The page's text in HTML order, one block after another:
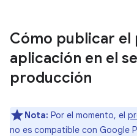
Cómo publicar el
aplicación en el
producción
Nota: Por el momento, el
no es compatible con Google